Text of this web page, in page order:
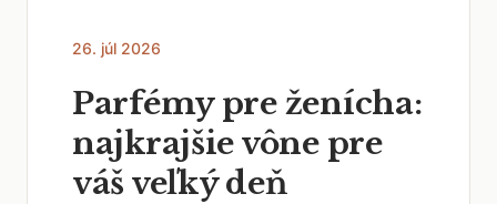
26. júl 2026
Parfémy pre ženícha:
najkrajšie vône pre
váš veľký deň